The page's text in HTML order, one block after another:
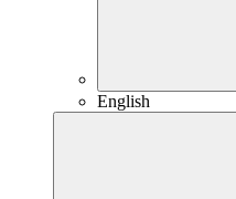
English